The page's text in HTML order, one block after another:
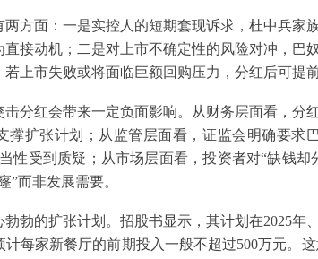
两方面：一是实控人的短期套现诉求，杜中兵家
接动机；二是对上市不确定性的风险对冲，巴
上市失败或将面临巨额回购压力，分红后可提
分红会带来一定负面影响。从财务层面看，分
撑扩张计划；从监管层面看，证监会明确要求
性受到质疑；从市场层面看，投资者对“缺钱
”而非发展需要。
勃的扩张计划。招股书显示，其计划在2025年
计每家新餐厅的前期投入一般不超过500万元。